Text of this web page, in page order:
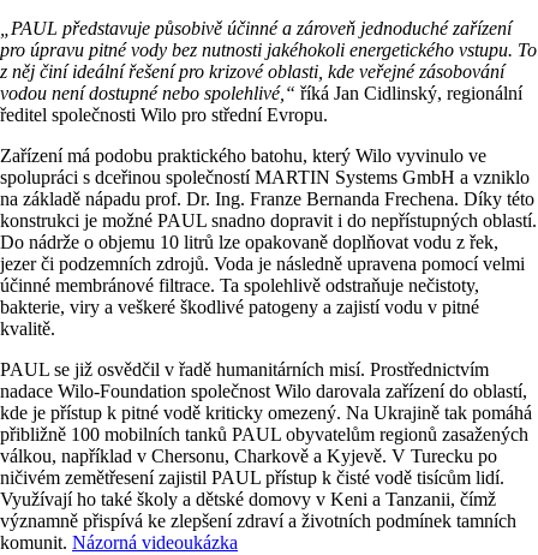
„PAUL představuje působivě účinné a zároveň jednoduché zařízení
pro úpravu pitné vody bez nutnosti jakéhokoli energetického vstupu. To
z něj činí ideální řešení pro krizové oblasti, kde veřejné zásobování
vodou není dostupné nebo spolehlivé,“ říká Jan Cidlinský, regionální
ředitel společnosti Wilo pro střední Evropu.
Zařízení má podobu praktického batohu, který Wilo vyvinulo ve
spolupráci s dceřinou společností MARTIN Systems GmbH a vzniklo
na základě nápadu prof. Dr. Ing. Franze Bernanda Frechena. Díky této
konstrukci je možné PAUL snadno dopravit i do nepřístupných oblastí.
Do nádrže o objemu 10 litrů lze opakovaně doplňovat vodu z řek,
jezer či podzemních zdrojů. Voda je následně upravena pomocí velmi
účinné membránové filtrace. Ta spolehlivě odstraňuje nečistoty,
bakterie, viry a veškeré škodlivé patogeny a zajistí vodu v pitné
kvalitě.
PAUL se již osvědčil v řadě humanitárních misí. Prostřednictvím
nadace Wilo-Foundation společnost Wilo darovala zařízení do oblastí,
kde je přístup k pitné vodě kriticky omezený. Na Ukrajině tak pomáhá
přibližně 100 mobilních tanků PAUL obyvatelům regionů zasažených
válkou, například v Chersonu, Charkově a Kyjevě. V Turecku po
ničivém zemětřesení zajistil PAUL přístup k čisté vodě tisícům lidí.
Využívají ho také školy a dětské domovy v Keni a Tanzanii, čímž
významně přispívá ke zlepšení zdraví a životních podmínek tamních
komunit. Názorná videoukázka